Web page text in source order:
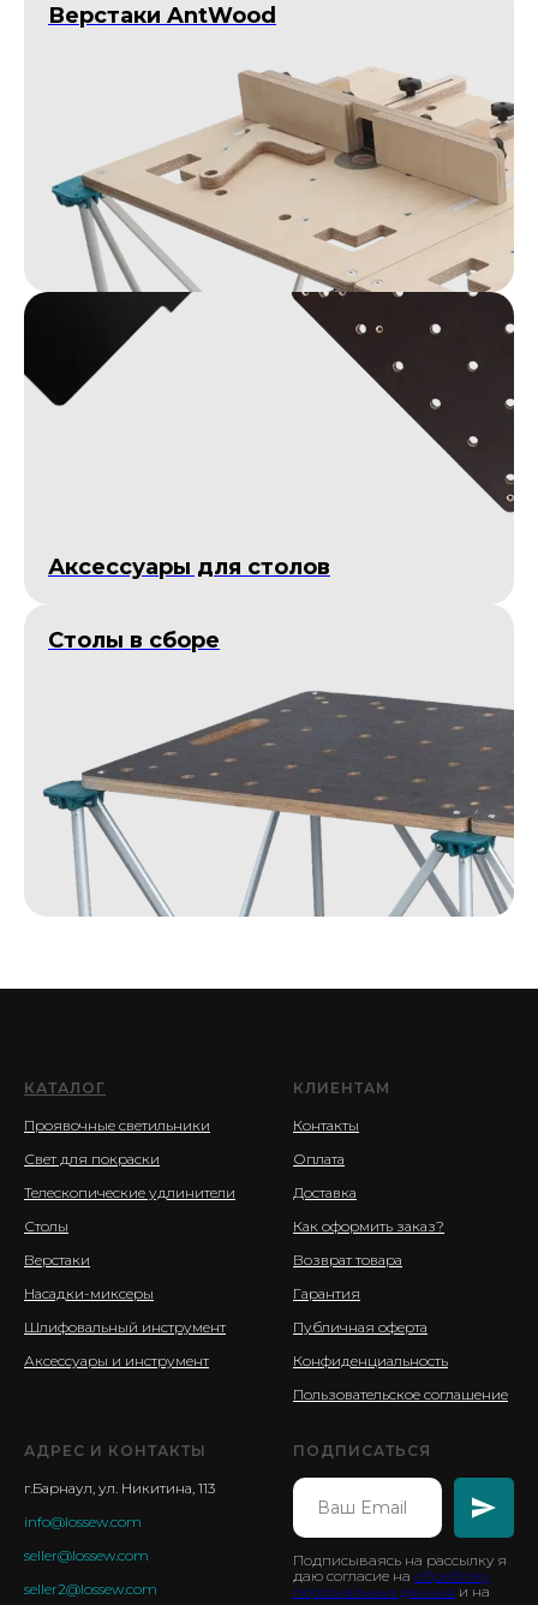
Верстаки AntWood
Аксессуары для столов
Столы в сборе
КАТАЛОГ
Проявочные светильники
Свет для покраски
Телескопические удлинители
Столы
Верстаки
Насадки-миксеры
Шлифовальный инструмент
Аксессуары и инструмент
КЛИЕНТАМ
Контакты
Оплата
Доставка
Как оформить заказ?
Возврат товара
Гарантия
Публичная оферта
Конфиденциальность
Пользовательское соглашение
АДРЕС И КОНТАКТЫ
г.Барнаул, ул. Никитина, 113
info@lossew.com
seller@lossew.com
seller2@lossew.com
ПОДПИСАТЬСЯ
Подписываясь на рассылку я
даю согласие на обработку
персональных данных и на